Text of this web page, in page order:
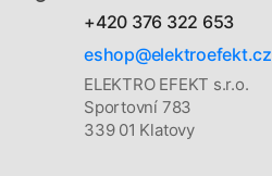
+420 376 322 653
eshop@elektroefekt.cz
ELEKTRO EFEKT s.r.o.
Sportovní 783
339 01 Klatovy